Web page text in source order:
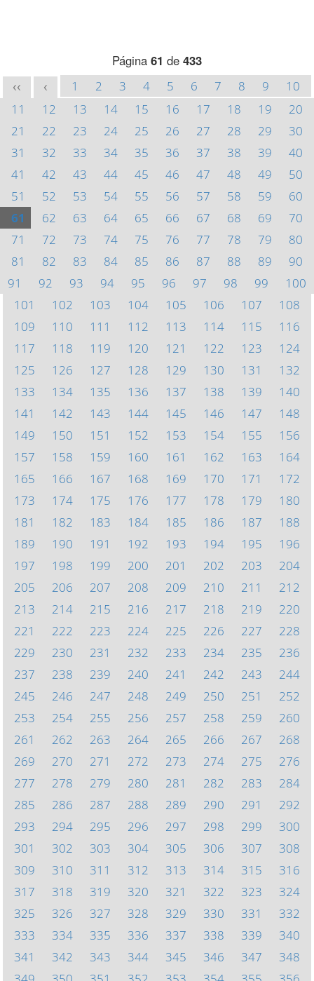
Página 61 de 433
<< < 1 2 3 4 5 6 7 8 9
10
11
12 13 14 15 16 17 18 19
20
21
22 23 24 25 26 27 28 29
30
31
32 33 34 35 36 37 38 39
40
41
42 43 44 45 46 47 48 49
50
51
52 53 54 55 56 57 58 59
60
61
62 63 64 65 66 67 68 69
70
71
72 73 74 75 76 77 78 79
80
81
82 83 84 85 86 87 88 89
90
91
92 93 94 95 96 97 98 99
100
101
102 103 104 105 106 107
108
109
110 111 112 113 114 115
116
117
118 119 120 121 122 123
124
125
126 127 128 129 130 131
132
133
134 135 136 137 138 139
140
141
142 143 144 145 146 147
148
149
150 151 152 153 154 155
156
157
158 159 160 161 162 163
164
165
166 167 168 169 170 171
172
173
174 175 176 177 178 179
180
181
182 183 184 185 186 187
188
189
190 191 192 193 194 195
196
197
198 199 200 201 202 203
204
205
206 207 208 209 210 211
212
213
214 215 216 217 218 219
220
221
222 223 224 225 226 227
228
229
230 231 232 233 234 235
236
237
238 239 240 241 242 243
244
245
246 247 248 249 250 251
252
253
254 255 256 257 258 259
260
261
262 263 264 265 266 267
268
269
270 271 272 273 274 275
276
277
278 279 280 281 282 283
284
285
286 287 288 289 290 291
292
293
294 295 296 297 298 299
300
301
302 303 304 305 306 307
308
309
310 311 312 313 314 315
316
317
318 319 320 321 322 323
324
325
326 327 328 329 330 331
332
333
334 335 336 337 338 339
340
341
342 343 344 345 346 347
348